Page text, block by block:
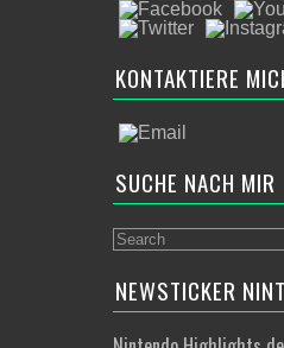
KONTAKTIERE
SUCHE NACH MIR
NEWSTICKER